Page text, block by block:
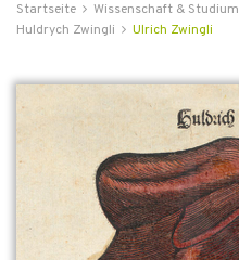
Startseite Wissenschaft & Studium
Huldrych Zwingli
Ulrich Zwingli